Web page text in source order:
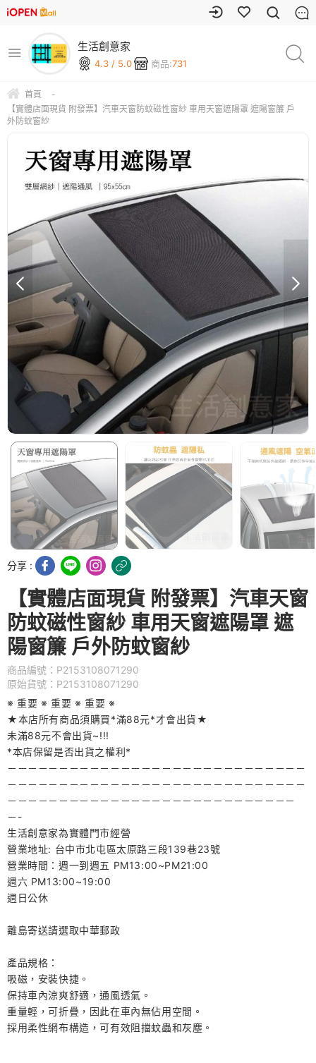
生活創意家
4.3 / 5.0 商品:731
首頁
-
【實體店面現貨 附發票】汽車天窗防蚊磁性窗紗 車用天窗遮陽罩 遮陽窗簾 戶
外防蚊窗紗
分享 :
【實體店面現貨 附發票】汽車天窗
防蚊磁性窗紗 車用天窗遮陽罩 遮
陽窗簾 戶外防蚊窗紗
商品編號：P2153108071290
原始貨號：P2153108071290
※ 重要 ※ 重要 ※ 重要 ※
★本店所有商品須購買*滿88元*才會出貨★
未滿88元不會出貨~!!!
*本店保留是否出貨之權利*
－－－－－－－－－－－－－－－－－－－－－－－－－－－－－
－－－－－－－－－－－－－－－－－－－－－－－－－－－－－
－－－－－－－－－－－－－－－－－－－－－－－－－－－－
－-
生活創意家為實體門市經營
營業地址: 台中市北屯區太原路三段139巷23號
營業時間：週一到週五 PM13:00~PM21:00
週六 PM13:00~19:00
週日公休
離島寄送請選取中華郵政
產品規格：
吸磁，安裝快捷。
保持車內涼爽舒適，通風透氣。
重量輕，可折疊，因此在車內無佔用空間。
採用柔性網布構造，可有效阻擋蚊蟲和灰塵。